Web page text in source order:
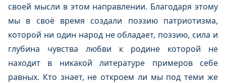
своей мысли в этом направлении. Благодаря этому
мы в своё время создали поэзию патриотизма,
которой ни один народ не обладает, поэзию, сила и
глубина чувства любви к родине которой не
находит в никакой литературе примеров себе
равных. Кто знает, не откроем ли мы под теми же